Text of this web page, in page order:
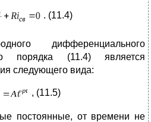
. (11.4)
дифференциального
порядка (11.4) является
следующего вида:
, (11.5)
постоянные, от времени не